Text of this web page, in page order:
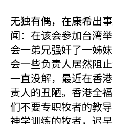
无独有偶，在康希出
闻：在该会参加台湾
会一弟兄强奸了一姊
会一些负责人居然阻
一直没解，最近在香
责人的丑陋。香港全
们不要专职牧者的教
神学训练的牧者，迟